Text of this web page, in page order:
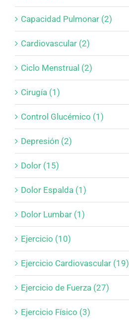
Capacidad Pulmonar (2)
Cardiovascular (2)
Ciclo Menstrual (2)
Cirugía (1)
Control Glucémico (1)
Depresión (2)
Dolor (15)
Dolor Espalda (1)
Dolor Lumbar (1)
Ejercicio (10)
Ejercicio Cardiovascular (19)
Ejercicio de Fuerza (27)
Ejercicio Físico (3)